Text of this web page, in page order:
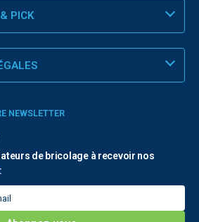
PICK
NEWSLETTER
de bricolage à recevoir nos